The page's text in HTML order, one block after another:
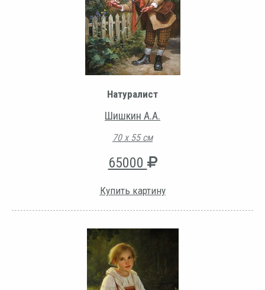
Натуралист
Шишкин А.А.
70 х 55 см
65000
Купить картину